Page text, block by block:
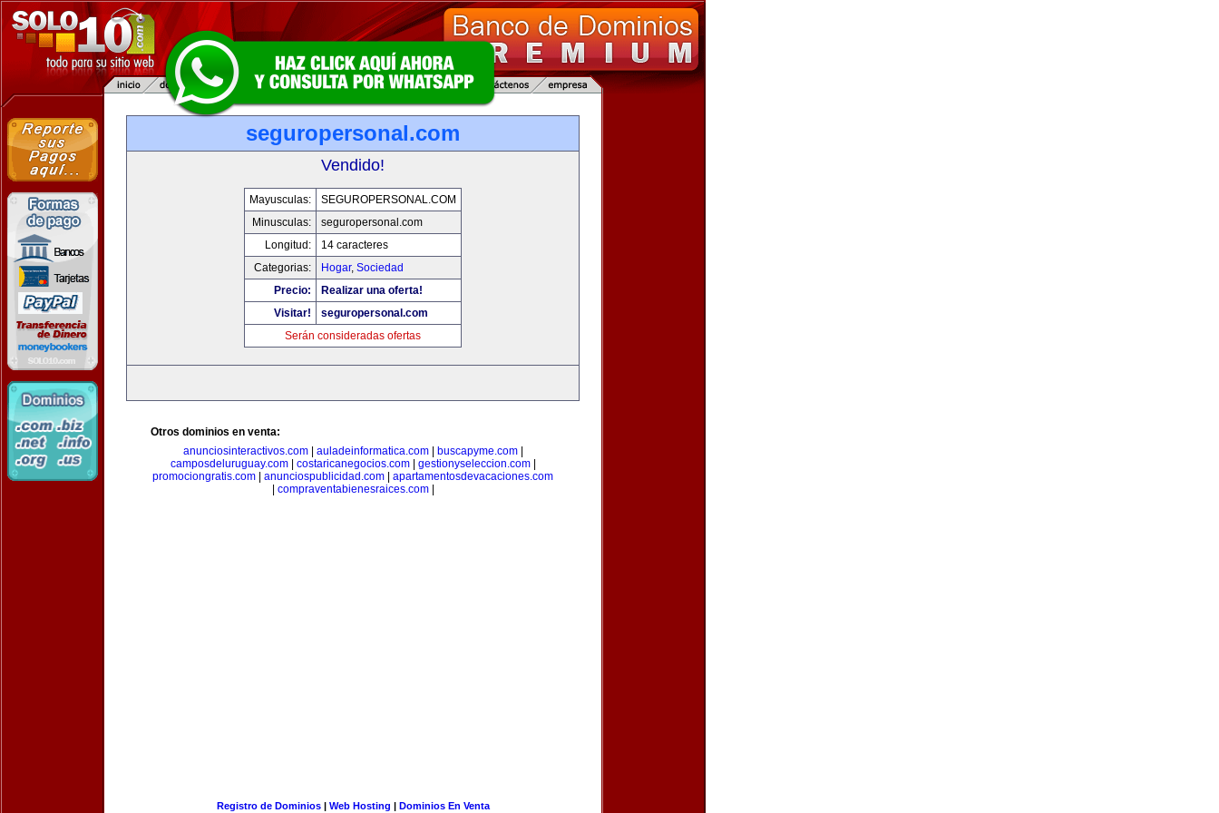
seguropersonal.com
Vendido!
Mayusculas:
SEGUROPERSONAL.COM
Minusculas:
seguropersonal.com
Longitud:
14 caracteres
Categorias:
Hogar, Sociedad
Precio:
Realizar una oferta!
Visitar!
seguropersonal.com
Serán consideradas ofertas
Otros dominios en venta:
anunciosinteractivos.com| auladeinformatica.com| buscapyme.com|
camposdeluruguay.com| costaricanegocios.com| gestionyseleccion.com|
promociongratis.com
anunciospublicidad.com
apartamentosdevacaciones.com
compraventabienesraices.com|
Registro de Dominios| Web Hosting | Dominios En Venta